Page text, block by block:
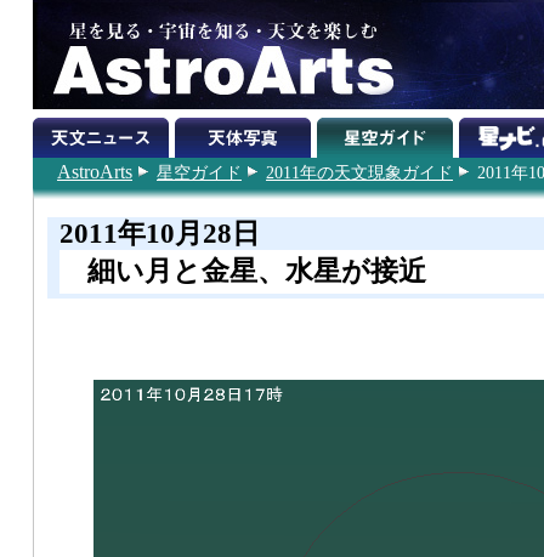
AstroArts 星空ガイド 2011年の天文現象ガイド 2011年
2011年10月28日
細い月と金星、水星が接近